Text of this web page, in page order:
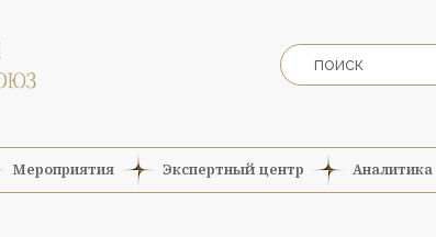
Мероприятия Экспертный центр Аналитика